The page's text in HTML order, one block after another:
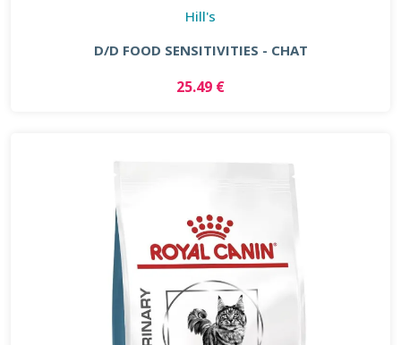
Hill's
D/D FOOD SENSITIVITIES - CHAT
25.49 €